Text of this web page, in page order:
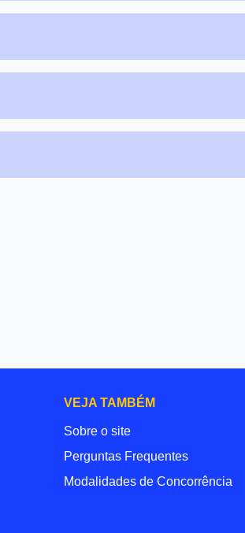
VEJA TAMBÉM
Sobre o site
Perguntas Frequentes
Modalidades de Concorrência